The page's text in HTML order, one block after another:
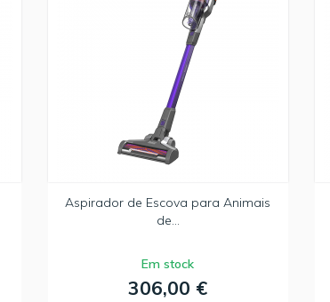
Aspirador de Escova para Animais
de...
Em stock
306,00 €